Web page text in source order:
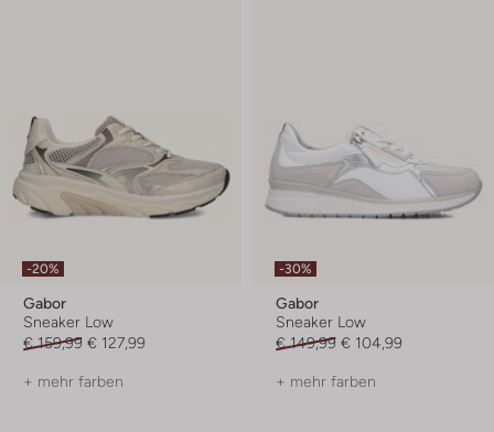
-20%
Gabor
Sneaker Low
€ 159,99 € 127,99
+ mehr farben
-30%
Gabor
Sneaker Low
€ 149,99 € 104,99
+ mehr farben